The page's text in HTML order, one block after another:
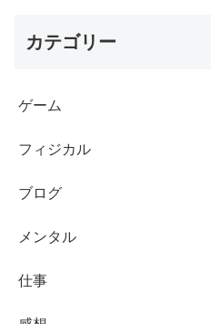
カテゴリー
ゲーム
フィジカル
ブログ
メンタル
仕事